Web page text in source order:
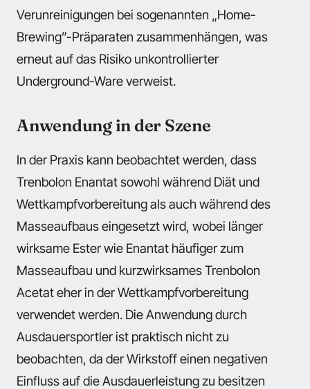
Verunreinigungen bei sogenannten „Home-
Brewing”-Präparaten zusammenhängen, was
erneut auf das Risiko unkontrollierter
Underground-Ware verweist.
Anwendung in der Szene
In der Praxis kann beobachtet werden, dass
Trenbolon Enantat sowohl während Diät und
Wettkampfvorbereitung als auch während des
Masseaufbaus eingesetzt wird, wobei länger
wirksame Ester wie Enantat häufiger zum
Masseaufbau und kurzwirksames Trenbolon
Acetat eher in der Wettkampfvorbereitung
verwendet werden. Die Anwendung durch
Ausdauersportler ist praktisch nicht zu
beobachten, da der Wirkstoff einen negativen
Einfluss auf die Ausdauerleistung zu besitzen